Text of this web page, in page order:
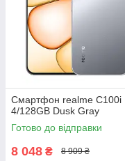
Смартфон realme C100i
4/128GB Dusk Gray
Готово до відправки
8 048 ₴ 8 909 ₴